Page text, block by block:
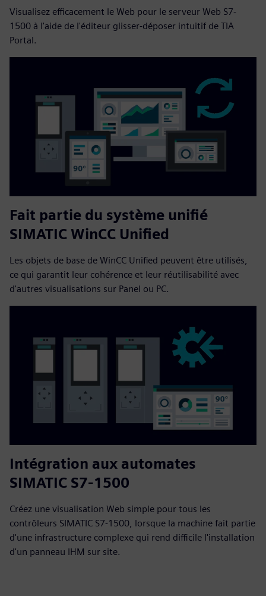
Visualisez efficacement le Web pour le serveur Web S7-
1500 à l'aide de l'éditeur glisser-déposer intuitif de TIA
Portal.
Fait partie du système unifié
SIMATIC WinCC Unified
Les objets de base de WinCC Unified peuvent être utilisés,
ce qui garantit leur cohérence et leur réutilisabilité avec
d'autres visualisations sur Panel ou PC.
Intégration aux automates
SIMATIC S7-1500
Créez une visualisation Web simple pour tous les
contrôleurs SIMATIC S7-1500, lorsque la machine fait partie
d'une infrastructure complexe qui rend difficile l'installation
d'un panneau IHM sur site.